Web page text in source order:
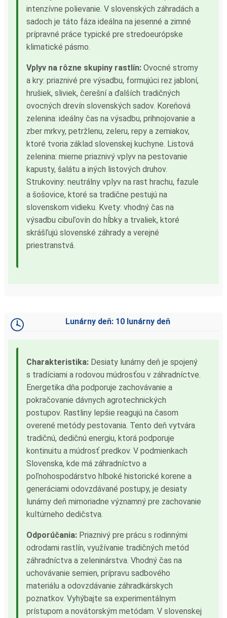
intenzívne polievanie. V slovenských záhradách a
sadoch je táto fáza ideálna na jesenné a zimné
prípravné práce typické pre stredoeurópske
klimatické pásmo.
Vplyv na rôzne skupiny rastlín: Ovocné stromy
a kry: priaznivé pre výsadbu, formujúci rez jabloní,
hrušiek, sliviek, čerešní a ďalších tradičných
ovocných drevín slovenských sadov. Koreňová
zelenina: ideálny čas na výsadbu, prihnojovanie a
zber mrkvy, petržlenu, zeleru, repy a zemiakov,
ktoré tvoria základ slovenskej kuchyne. Listová
zelenina: mierne priaznivý vplyv na pestovanie
kapusty, šalátu a iných listových druhov.
Strukoviny: neutrálny vplyv na rast hrachu, fazule
a šošovice, ktoré sa tradične pestujú na
slovenskom vidieku. Kvety: vhodný čas na
výsadbu cibuľovín do hĺbky a trvaliek, ktoré
skrášľujú slovenské záhrady a verejné
priestranstvá.
Lunárny deň: 10 lunárny deň
Charakteristika: Desiaty lunárny deň je spojený
s tradíciami a rodovou múdrosťou v záhradníctve.
Energetika dňa podporuje zachovávanie a
pokračovanie dávnych agrotechnických
postupov. Rastliny lepšie reagujú na časom
overené metódy pestovania. Tento deň vytvára
tradičnú, dedičnú energiu, ktorá podporuje
kontinuitu a múdrosť predkov. V podmienkach
Slovenska, kde má záhradníctvo a
poľnohospodárstvo hlboké historické korene a
generáciami odovzdávané postupy, je desiaty
lunárny deň mimoriadne významný pre zachovanie
kultúrneho dedičstva.
Odporúčania: Priaznivý pre prácu s rodinnými
odrodami rastlín, využívanie tradičných metód
záhradníctva a zeleninárstva. Vhodný čas na
uchovávanie semien, prípravu sadbového
materiálu a odovzdávanie záhradkárskych
poznatkov. Vyhýbajte sa experimentálnym
prístupom a novátorským metódam. V slovenskej